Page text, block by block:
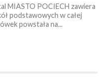
MIASTO POCIECH zawiera
podstawowych w całej
powstała na...